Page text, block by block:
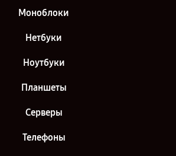
Моноблоки
Нетбуки
Ноутбуки
Планшеты
Серверы
Телефоны